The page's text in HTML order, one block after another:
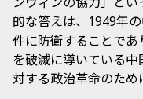
的な答えは、 1949年
件に防衛することで
を破滅に導いている
対する政治革命のため